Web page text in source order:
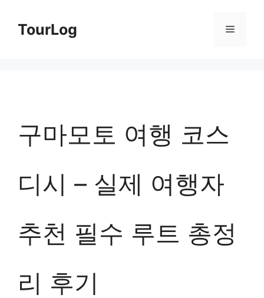
TourLog 메
구마모토 여행 코스
디시 – 실제 여행자
추천 필수 루트 총정
리 후기